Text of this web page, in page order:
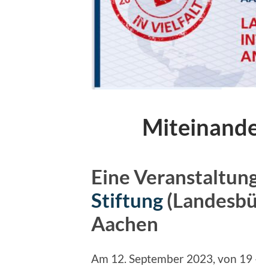
Eine
Stiftung
Aachen
Am 12. September 2023, von